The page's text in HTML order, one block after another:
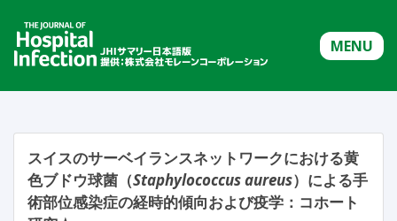
MENU
スイスのサーベイランスネットワークにおける黄
色ブドウ球菌（Staphylococcus aureus）による手
術部位感染症の経時的傾向および疫学：コホート